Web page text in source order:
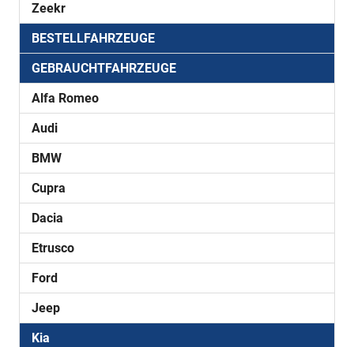
Zeekr
BESTELLFAHRZEUGE
GEBRAUCHTFAHRZEUGE
Alfa Romeo
Audi
BMW
Cupra
Dacia
Etrusco
Ford
Jeep
Kia